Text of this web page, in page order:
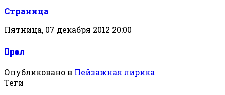
Страница
Пятница, 07 декабря 2012 20:00
Орел
Опубликовано в Пейзажная лирика
Теги